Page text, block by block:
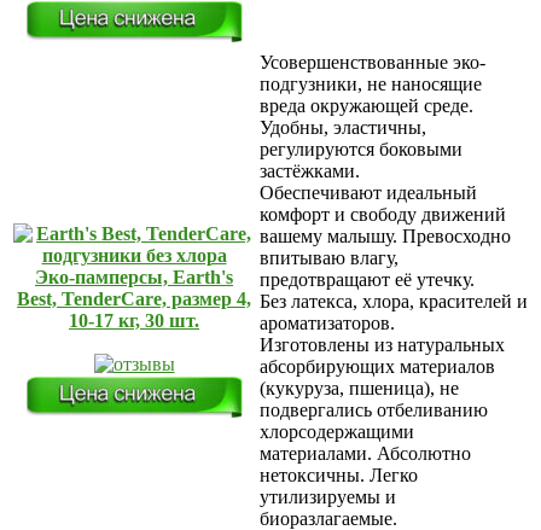
Эко-памперсы, Earth's
Best, TenderCare, размер 4,
10-17 кг, 30 шт.
Усовершенствованные эко-
подгузники, не наносящие
вреда окружающей среде.
Удобны, эластичны,
регулируются боковыми
застёжками.
Обеспечивают идеальный
комфорт и свободу движений
вашему малышу. Превосходно
впитываю влагу,
предотвращают её утечку.
Без латекса, хлора, красителей и
ароматизаторов.
Изготовлены из натуральных
абсорбирующих материалов
(кукуруза, пшеница), не
подвергались отбеливанию
хлорсодержащими
материалами. Абсолютно
нетоксичны. Легко
утилизируемы и
биоразлагаемые.